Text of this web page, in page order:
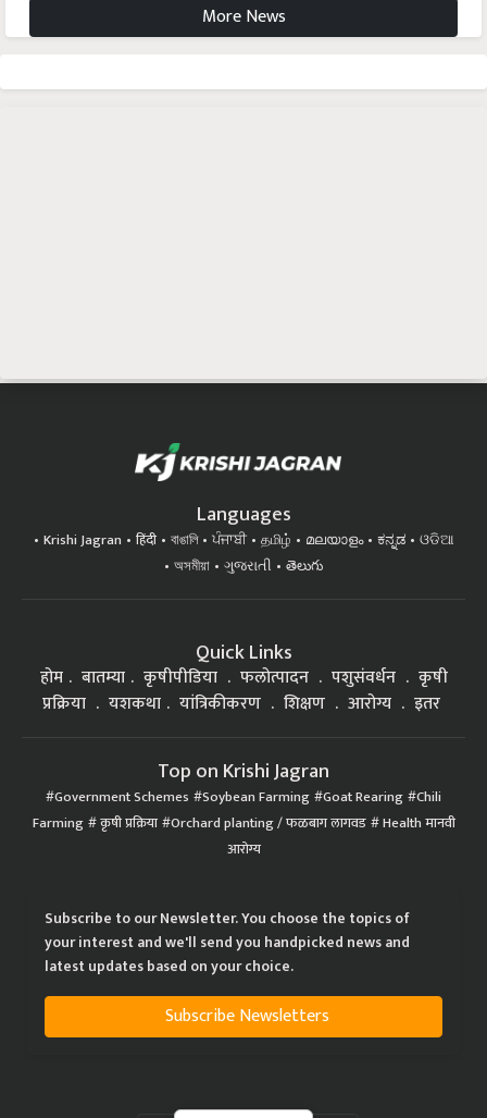
More News
Languages
Krishi Jagran हिंदी বাঙালি ਪੰਜਾਬੀ தமிழ் മലയാളം ಕನ್ನಡ
ଓଡିଆ
অসমীয়া
ગુજરાતી తెలుగు
Quick Links
होम बातम्या कृषीपीडिया फलोत्पादन पशुसंवर्धन
कृषी
प्रक्रिया
यशकथा यांत्रिकीकरण शिक्षण आरोग्य इतर
Top on Krishi Jagran
Government Schemes Soybean Farming Goat Rearing Chili
Farming कृषी प्रक्रिया Orchard planting / फळबाग लागवड Health मानवी
आरोग्य
Subscribe to our Newsletter. You choose the topics of
your interest and we'll send you handpicked news and
latest updates based on your choice.
Subscribe Newsletters